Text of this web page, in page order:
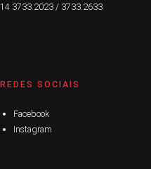
14 3733.2023 / 3733.2633
REDES SOCIAIS
Facebook
Instagram